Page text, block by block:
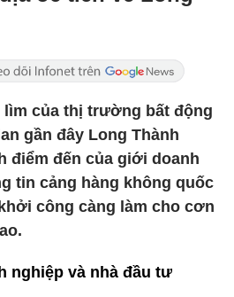
của thị trường bất động
gần đây Long Thành
điểm đến của giới doanh
tin cảng hàng không quốc
công càng làm cho cơn
nghiệp và nhà đầu tư